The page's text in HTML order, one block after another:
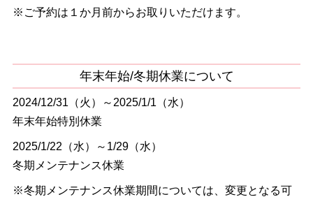
※ご予約は１か月前からお取りいただけます。
年末年始/冬期休業について
2024/12/31（火）～2025/1/1（水）
年末年始特別休業
2025/1/22（水）～1/29（水）
冬期メンテナンス休業
※冬期メンテナンス休業期間については、変更となる可